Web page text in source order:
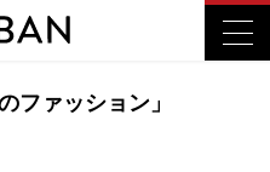
ファッション」